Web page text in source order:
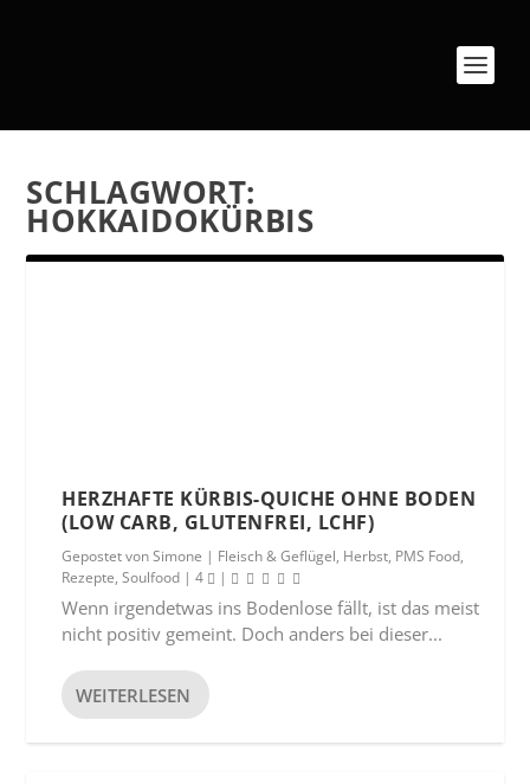
SCHLAGWORT:
HOKKAIDOKÜRBIS
HERZHAFTE KÜRBIS-QUICHE OHNE BODEN
(LOW CARB, GLUTENFREI, LCHF)
Gepostet vonSimone | Fleisch & Geflügel, Herbst, PMS Food,
Rezepte,Soulfood |4 |
Wenn irgendetwas ins Bodenlose fällt, ist das meist
nicht positiv gemeint. Doch anders bei dieser...
WEITERLESEN